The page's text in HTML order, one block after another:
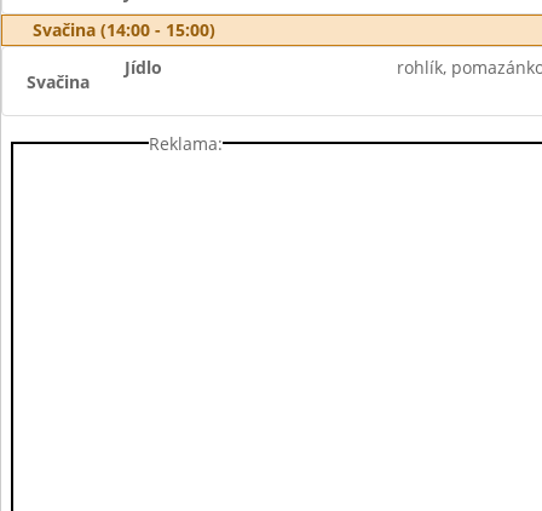
Svačina (14:00 - 15:00)
Svačina
Jídlo rohlík,
Reklama: